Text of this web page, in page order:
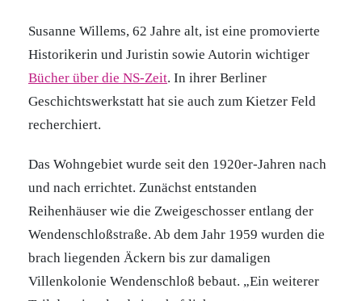
Susanne Willems, 62 Jahre alt, ist eine promovierte
Historikerin und Juristin sowie Autorin wichtiger
Bücher über die NS-Zeit. In ihrer Berliner
Geschichtswerkstatt hat sie auch zum Kietzer Feld
recherchiert.
Das Wohngebiet wurde seit den 1920er-Jahren nach
und nach errichtet. Zunächst entstanden
Reihenhäuser wie die Zweigeschosser entlang der
Wendenschloßstraße. Ab dem Jahr 1959 wurden die
brach liegenden Äckern bis zur damaligen
Villenkolonie Wendenschloß bebaut. „Ein weiterer